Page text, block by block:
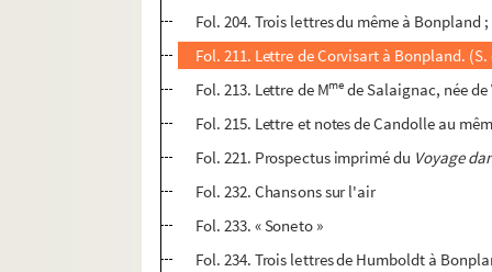
Fol. 204. Trois lettres du même à Bonpland
Fol. 211. Lettre de Corvisart à Bonpland.
Fol. 213. Lettre de Mme de Salaignac, née
Fol. 215. Lettre et notes de Candolle au
Fol. 221. Prospectus imprimé du Voyage
Fol. 232. Chansons sur l'air
Fol. 233. « Soneto »
Fol. 234. Trois lettres de Humboldt à